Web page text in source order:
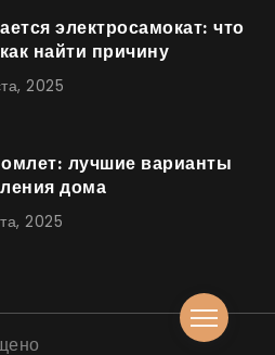
электросамокат: что
найти причину
2025
лучшие варианты
дома
2025